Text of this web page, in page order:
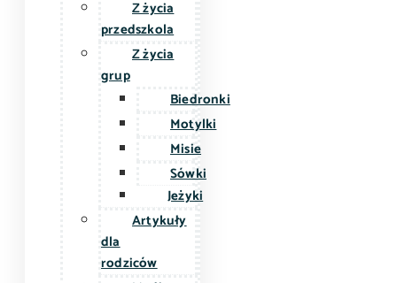
Z życia
przedszkola
Z życia
grup
Biedronki
Motylki
Misie
Sówki
Jeżyki
Artykuły
dla
rodziców